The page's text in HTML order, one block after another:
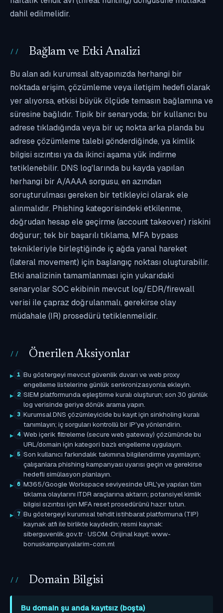
dahil edilmelidir.
Bağlam ve Etki Analizi
Bu alan adı kurumsal altyapınızda herhangi bir
noktada erişim, çözümleme veya iletişim hedefi olarak
yer alıyorsa, etkisi büyük ölçüde temasın bağlamına ve
süresine bağlıdır. Tipik bir senaryoda; bir kullanıcı bu
adrese tıkladığında veya bir uç nokta arka planda bu
adrese çözümleme talebi gönderdiğinde, ya kimlik
bilgisi sızıntısı ya da ikinci aşama yük indirme
tetiklenebilir. DNS log'larında bu kayda yapılan
herhangi bir A/AAAA sorgusu, en azından
soruşturulması gereken bir tetikleyici olarak ele
alınmalıdır. Phishing kategorisindeki etkilenme,
doğrudan hesap ele geçirme (account takeover) riskini
doğurur; tek bir başarılı tıklama, MFA bypass
teknikleriyle birleştiğinde iç ağda yanal hareket
(lateral movement) için başlangıç noktası oluşturabilir.
Etki analizinin tamamlanması için yukarıdaki
senaryolar SOC ekibinin mevcut log/EDR/firewall
verisi ile çapraz doğrulanmalı, gerekirse olay
müdahale (IR) prosedürü tetiklenmelidir.
Önerilen Aksiyonlar
1 Bu göstergeyi mevcut güvenlik duvarı ve web proxy
engelleme listelerine günlük senkronizasyonla ekleyin.
2 SIEM platformunda eşleştirme kuralı oluşturun; son 30 günlük
log verisinde geriye dönük arama yapın.
3 Kurumsal DNS çözümleyicide bu kayıt için sinkholing kuralı
tanımlayın; iç sorguları kontrollü bir IP'ye yönlendirin.
4 Web içerik filtreleme (secure web gateway) çözümünde bu
URL/domain için kategori bazlı engelleme uygulayın.
5 Son kullanıcı farkındalık takımına bilgilendirme yayımlayın;
çalışanlara phishing kampanyası uyarısı geçin ve gerekirse
hedefli simülasyon planlayın.
6 M365/Google Workspace seviyesinde URL'ye yapılan tüm
tıklama olaylarını ITDR araçlarına aktarın; potansiyel kimlik
bilgisi sızıntısı için MFA reset prosedürünü hazır tutun.
7 Bu göstergeyi kurumsal tehdit istihbarat platformuna (TIP)
kaynak atfı ile birlikte kaydedin; resmi kaynak:
siberguvenlik.gov.tr · USOM. Orijinal kayıt: www-
bonuskampanyalarim-com.ml
Domain Bilgisi
Bu domain şu anda kayıtsız (boşta)